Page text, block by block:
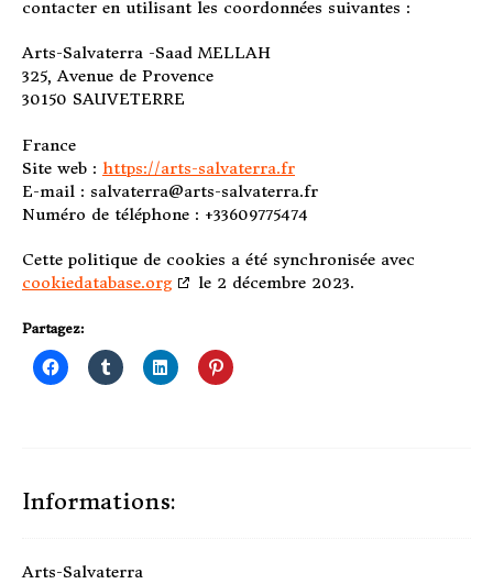
contacter en utilisant les coordonnées suivantes :
Arts-Salvaterra -Saad MELLAH
325, Avenue de Provence
30150 SAUVETERRE
France
Site web : https://arts-salvaterra.fr
E-mail : salvaterra@arts-salvaterra.fr
Numéro de téléphone : +33609775474
Cette politique de cookies a été synchronisée avec
cookiedatabase.org
le 2 décembre 2023.
Partagez:
Informations:
Arts-Salvaterra